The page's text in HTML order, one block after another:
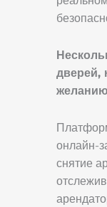
дверей,
желанию
онлайн-
снятие